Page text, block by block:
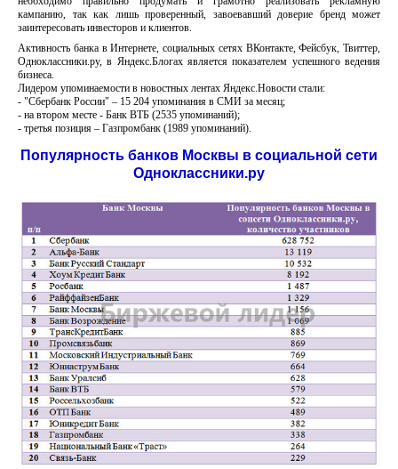
кампанию, так как лишь проверенный, завоевавший доверие бренд может
заинтересовать инвесторов и клиентов.
Активность банка в Интернете, социальных сетях ВКонтакте, Фейсбук, Твиттер,
Одноклассники.ру, в Яндекс.Блогах является показателем успешного ведения
бизнеса.
Лидером упоминаемости в новостных лентах Яндекс.Новости стали:
- "Сбербанк России" – 15 204 упоминания в СМИ за месяц;
- на втором месте - Банк ВТБ (2535 упоминаний);
- третья позиция – Газпромбанк (1989 упоминаний).
Популярность банков Москвы в социальной сети
Одноклассники.ру